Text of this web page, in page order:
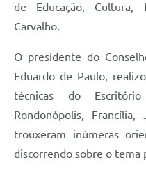
de Educação, Cultura,
Carvalho.
O presidente do
Eduardo de Paulo,
técnicas do
Rondonópolis,
trouxeram inúmeras
discorrendo sobre o tema